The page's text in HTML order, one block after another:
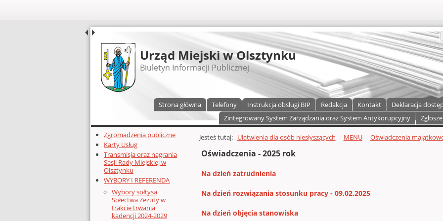
UDOSTĘPNIJ
Urząd Miejski w Olsztynku
Biuletyn Informacji Publicznej
Strona główna Telefony Instrukcja obsługi BIP Redakcja Kontakt Deklaracja
Zintegrowany System Zarządzania oraz System Antykorupcyjny
Dodatkowe zasoby (lewa kolumna)
Zgromadzenia publiczne
Karty Usług
Transmisja oraz nagrania
Sesji Rady Miejskiej w
Olsztynku
WYBORY I REFERENDA
Wybory sołtysa
Sołectwa Zezuty w
trakcie trwania
kadencji 2024-2029
Głównej zawartości
Jesteś tutaj: Ułatwienia dla osób niesłyszących MENU Oświadczenia
Oświadczenia - 2025 rok
Na dzień zatrudnienia
Na dzień rozwiązania stosunku pracy - 09.02.2025
Na dzień objęcia stanowiska